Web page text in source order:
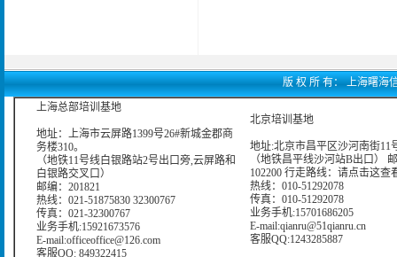
版 权 所 有： 上海曙海
上海总部培训基地
地址：上海市云屏路1399号26#新城金郡商
务楼310。
（地铁11号线白银路站2号出口旁,云屏路和
白银路交叉口）
邮编：201821
热线：021-51875830 32300767
传真：021-32300767
业务手机:15921673576
E-mail:officeoffice@126.com
客服QQ: 849322415
北京培训基地
地址:北京市昌平区沙河南街11
（地铁昌平线沙河站B出口）
102200 行走路线： 请点击这查
热线：010-51292078
传真：010-51292078
业务手机:15701686205
E-mail:qianru@51qianru.cn
客服QQ:1243285887